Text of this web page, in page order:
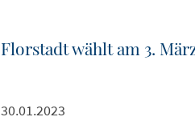
Florstadt wählt am 3.
30.01.2023